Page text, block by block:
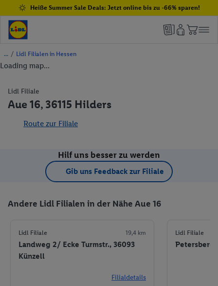
Heiße Summer Sale Deals: Jetzt online bis zu -66% sparen!
/ Lidl Filialen in Hessen
Loading map...
Lidl Filiale
Aue 16, 36115 Hilders
Route zur Filiale
Hilf uns besser zu werden
Gib uns Feedback zur Filiale
Andere Lidl Filialen in der Nähe Aue 16
Lidl Filiale 19,4 km
Landweg 2/ Ecke Turmstr., 36093
Künzell
Filialdetails
Lidl Filiale